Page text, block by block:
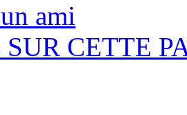
ami
SUR CETTE